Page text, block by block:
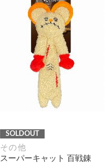
SOLDOUT
その他
スーパーキャット 百戦錬